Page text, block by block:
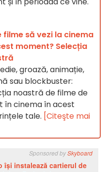
filme să vezi la cinema
moment? Selecția
groază, animație,
sau blockbuster:
noastră de filme de
în cinema în acest
tale. [Citeşte mai